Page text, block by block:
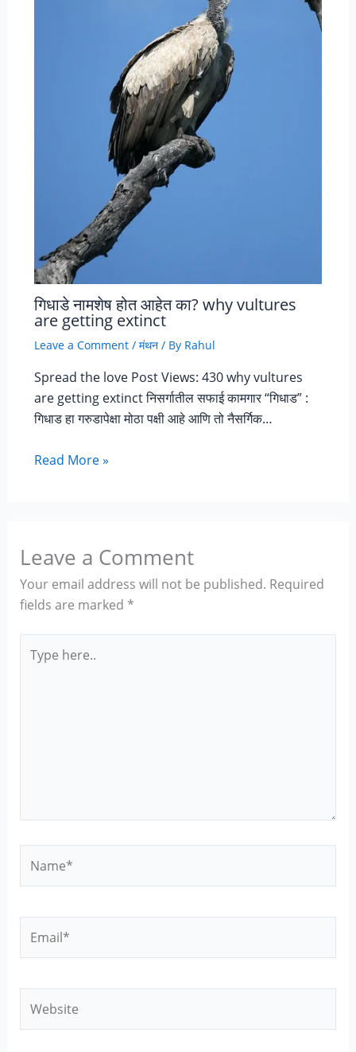
गिधाडे नामशेष होत आहेत का? why vultures
are getting extinct
Leave a Comment / मंथन/ By Rahul
Spread the love Post Views: 430 why vultures
are getting extinct निसर्गातील सफाई कामगार “गिधाड” :
गिधाड हा गरुडापेक्षा मोठा पक्षी आहे आणि तो नैसर्गिक…
Read More »
Leave a Comment
Your email address will not be published. Required
fields are marked *
here..